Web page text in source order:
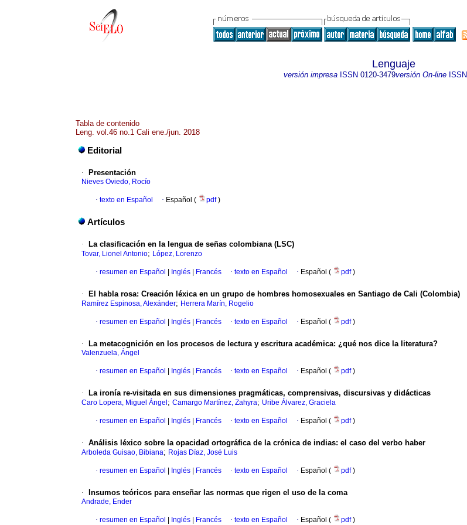
Lenguaje
versión impresaISSN 0120-3479versión On-lineISSN
Tabla de contenido
Leng. vol.46 no.1 Cali ene./jun. 2018
Editorial
· Presentación
Nieves Oviedo, Rocío
· texto en Español · Español ( pdf)
Artículos
· La clasificación en la lengua de señas colombiana (LSC)
Tovar, Lionel Antonio; López, Lorenzo
· resumen en Español Inglés Francés · texto en Español · Español ( pdf)
· El habla rosa: Creación léxica en un grupo de hombres homosexuales en Santiago de Cali (Colombia)
Ramírez Espinosa, Alexánder; Herrera Marín, Rogelio
· resumen en Español Inglés Francés · texto en Español · Español ( pdf)
· La metacognición en los procesos de lectura y escritura académica: ¿qué nos dice la literatura?
Valenzuela, Ángel
· resumen en Español Inglés Francés · texto en Español · Español ( pdf)
· La ironía re-visitada en sus dimensiones pragmáticas, comprensivas, discursivas y didácticas
Caro Lopera, Miguel Ángel ; Camargo Martínez, Zahyra; Uribe Álvarez, Graciela
· resumen en Español Inglés Francés · texto en Español · Español ( pdf)
· Análisis léxico sobre la opacidad ortográfica de la crónica de indias: el caso del verbo haber
Arboleda Guisao, Bibiana; Rojas Díaz, José Luis
· resumen en Español Inglés Francés · texto en Español · Español ( pdf)
· Insumos teóricos para enseñar las normas que rigen el uso de la coma
Andrade, Ender
· resumen en Español Inglés Francés · texto en Español · Español ( pdf)